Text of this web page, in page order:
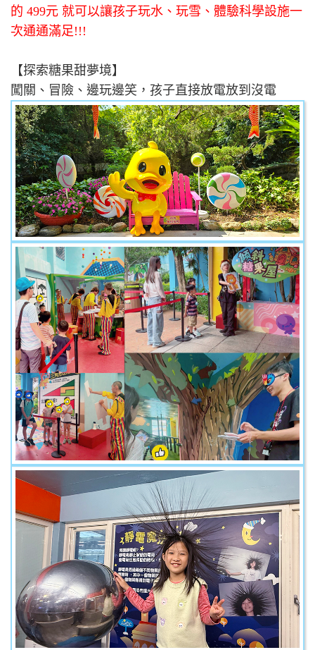
的 499元 就可以讓孩子玩水、玩雪、體驗科學設施一
次通通滿足!!!
【探索糖果甜夢境】
闖關、冒險、邊玩邊笑，孩子直接放電放到沒電